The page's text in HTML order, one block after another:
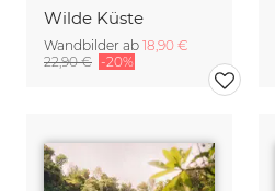
Wilde Küste
Wandbilder ab 18,90 €
22,90 € -20%